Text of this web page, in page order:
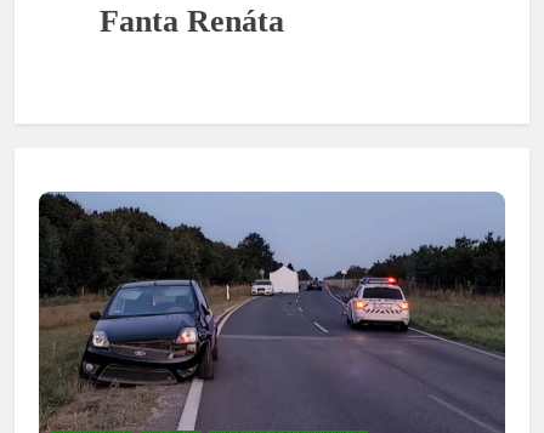
Fanta Renáta